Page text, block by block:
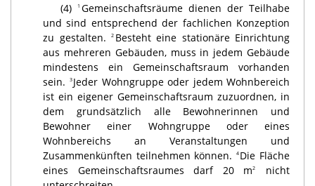
(4)
1 Gemeinschaftsräume dienen der Teilhabe
und sind entsprechend der fachlichen Konzeption
zu gestalten.
2 Besteht eine stationäre Einrichtung
aus mehreren Gebäuden, muss in jedem Gebäude
mindestens ein Gemeinschaftsraum vorhanden
sein.
3 Jeder Wohngruppe oder jedem Wohnbereich
ist ein eigener Gemeinschaftsraum zuzuordnen, in
dem grundsätzlich alle Bewohnerinnen und
Bewohner einer Wohngruppe oder eines
Wohnbereichs an Veranstaltungen und
Zusammenkünften teilnehmen können.
4 Die Fläche
eines Gemeinschaftsraumes darf 20 m2
nicht